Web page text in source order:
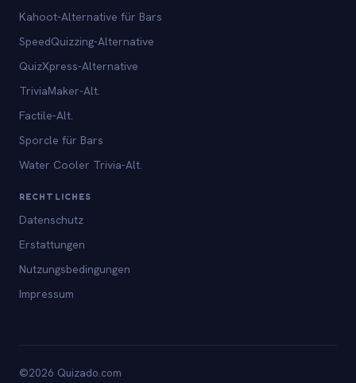
Kahoot-Alternative für Bars
SpeedQuizzing-Alternative
QuizXpress-Alternative
TriviaMaker-Alt.
Factile-Alt.
Sporcle für Bars
Water Cooler Trivia-Alt.
RECHTLICHES
Datenschutz
Erstattungen
Nutzungsbedingungen
Impressum
©2026 Quizado.com